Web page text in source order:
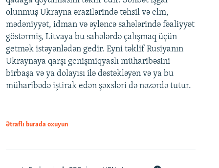
olunmuş Ukrayna ərazilərində təhsil və elm,
mədəniyyət, idman və əyləncə sahələrində fəaliyyət
göstərmiş, Litvaya bu sahələrdə çalışmaq üçün
getmək istəyənlədən gedir. Eyni təklif Rusiyanın
Ukraynaya qarşı genişmiqyaslı müharibəsini
birbaşa və ya dolayısı ilə dəstəkləyən və ya bu
müharibədə iştirak edən şəxsləri də nəzərdə tutur.
Ətraflı burada oxuyun